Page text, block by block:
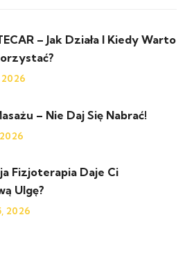
– Jak Działa I Kiedy Warto
2026
– Nie Daj Się Nabrać!
Fizjoterapia Daje Ci
Ulgę?
2026